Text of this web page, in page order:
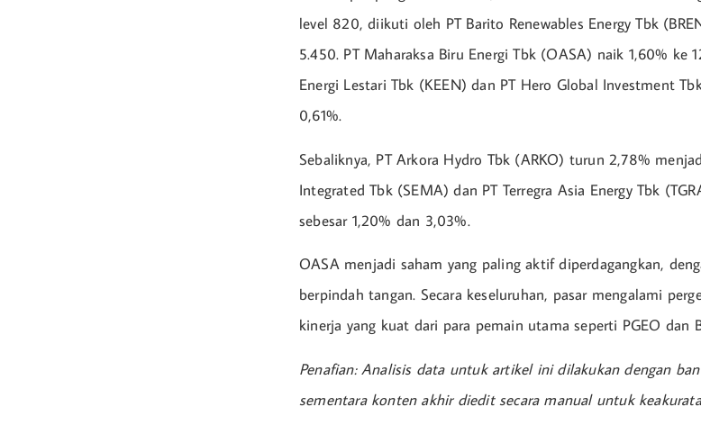
level 820, diikuti oleh PT Barito Renewables Energy Tbk
5.450. PT Maharaksa Biru Energi Tbk (OASA) naik 1,60% ke
Energi Lestari Tbk (KEEN) dan PT Hero Global Investment
0,61%.
Sebaliknya, PT Arkora Hydro Tbk (ARKO) turun 2,78%
Integrated Tbk (SEMA) dan PT Terregra Asia Energy Tbk
sebesar 1,20% dan 3,03%.
OASA menjadi saham yang paling aktif diperdagangkan,
berpindah tangan. Secara keseluruhan, pasar mengalami
kinerja yang kuat dari para pemain utama seperti PGEO dan
Penafian: Analisis data untuk artikel ini dilakukan dengan
sementara konten akhir diedit secara manual untuk